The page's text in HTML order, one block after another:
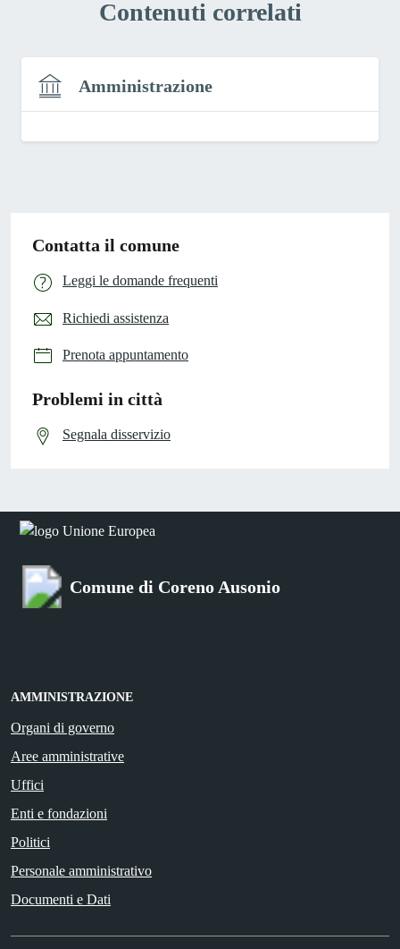
Contenuti correlati
Amministrazione
Contatta il comune
Leggi le domande frequenti
Richiedi assistenza
Prenota appuntamento
Problemi in città
Segnala disservizio
Comune di Coreno Ausonio
AMMINISTRAZIONE
Organi di governo
Aree amministrative
Uffici
Enti e fondazioni
Politici
Personale amministrativo
Documenti e Dati